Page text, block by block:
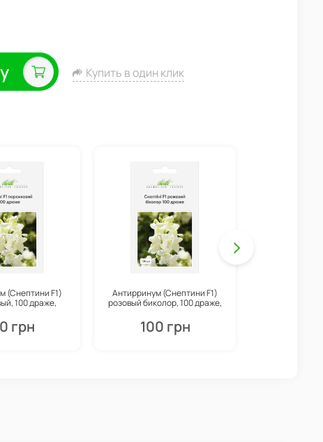
Купить в один клик
(Снептини F1)
100 драже,
грн
Антирринум (Снептини F1)
розовый биколор, 100 драже,
100 грн